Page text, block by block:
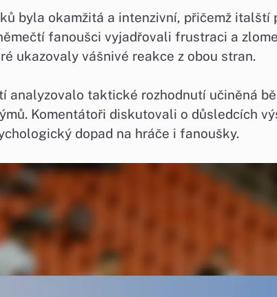
byla okamžitá a intenzivní, přičemž italští
fanoušci vyjadřovali frustraci a
ukazovaly vášnivé reakce z obou stran.
analyzovalo taktické rozhodnutí učiněná
Komentátoři diskutovali o důsledcích
dopad na hráče i fanoušky.